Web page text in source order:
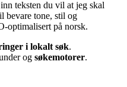
teksten du vil at jeg skal
bevare tone, stil og
optimalisert på norsk.
i lokalt søk.
og søkemotorer.